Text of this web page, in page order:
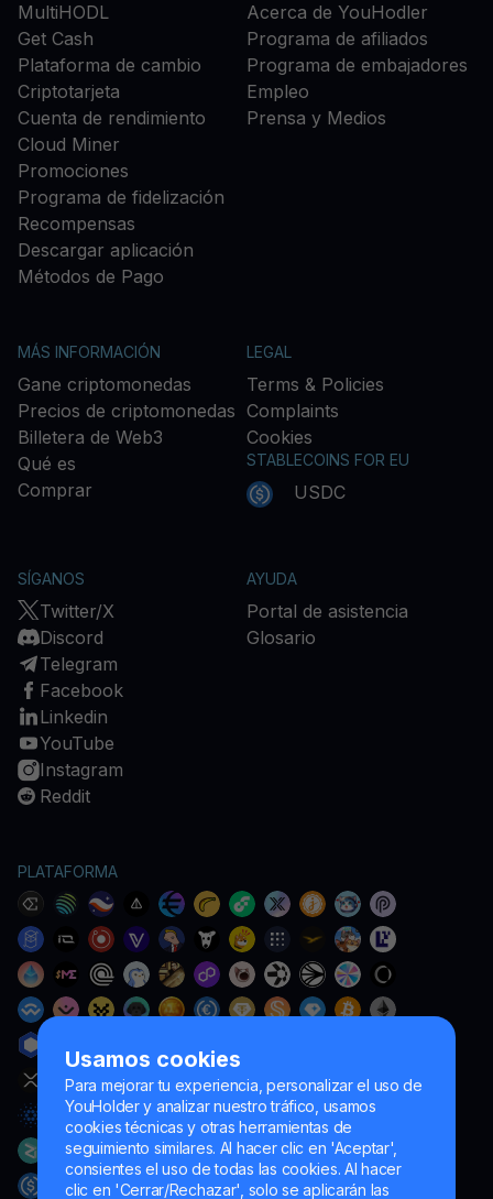
Usamos cookies
Para mejorar tu experiencia, personalizar el uso de
YouHolder y analizar nuestro tráfico, usamos
cookies técnicas y otras herramientas de
seguimiento similares. Al hacer clic en 'Aceptar',
consientes el uso de todas las cookies. Al hacer
clic en 'Cerrar/Rechazar', solo se aplicarán las
MultiHODL
Get Cash
Plataforma de cambio
Criptotarjeta
Cuenta de rendimiento
Cloud Miner
Promociones
Programa de fidelización
Recompensas
Descargar aplicación
Métodos de Pago
Acerca de YouHodler
Programa de afiliados
Programa de embajadores
Empleo
Prensa y Medios
MÁS INFORMACIÓN
Gane criptomonedas
Precios de criptomonedas
Billetera de Web3
Qué es
Comprar
LEGAL
Terms & Policies
Complaints
Cookies
STABLECOINS FOR EU
USDC
SÍGANOS
Twitter/X
Discord
Telegram
Facebook
Linkedin
YouTube
Instagram
Reddit
AYUDA
Portal de asistencia
Glosario
PLATAFORMA